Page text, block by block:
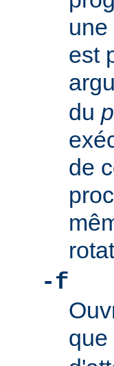
est
du
de
-f
que